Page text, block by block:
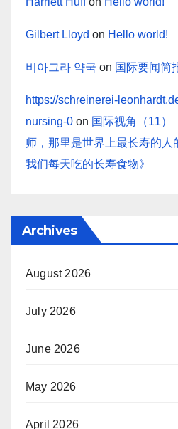
Gilbert Lloyd on Hello world!
비아그라 약국 on 国际要闻简
https://schreinerei-
nursing-0 on 国际视角（11）
师，那里是世界上最长寿的
我们每天吃的长寿食物》
Archives
August 2026
July 2026
June 2026
May 2026
April 2026